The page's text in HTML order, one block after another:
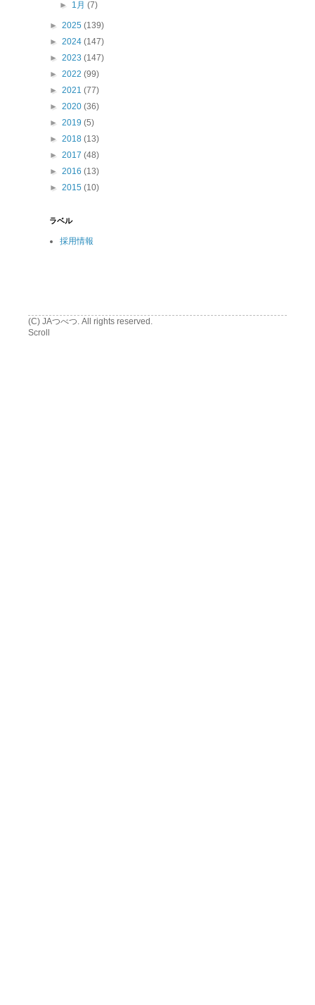
► 1月(7)
► 2025 (139)
► 2024 (147)
► 2023 (147)
► 2022 (99)
► 2021 (77)
► 2020 (36)
► 2019 (5)
► 2018 (13)
► 2017 (48)
► 2016 (13)
► 2015 (10)
ラベル
採用情報
(C) JAつべつ. All rights reserved.
Scroll